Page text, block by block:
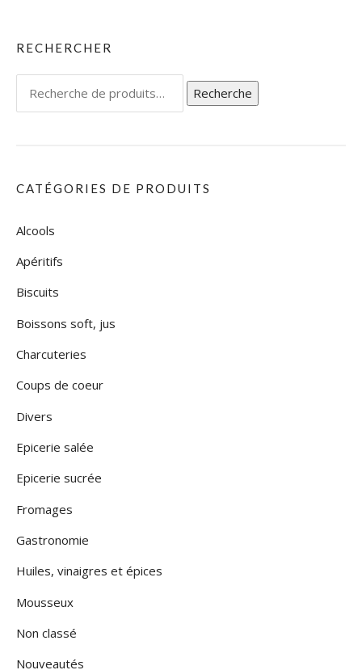
RECHERCHER
Recherche
CATÉGORIES DE PRODUITS
Alcools
Apéritifs
Biscuits
Boissons soft, jus
Charcuteries
Coups de coeur
Divers
Epicerie salée
Epicerie sucrée
Fromages
Gastronomie
Huiles, vinaigres et épices
Mousseux
Non classé
Nouveautés